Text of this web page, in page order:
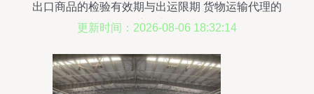
出口商品的检验有效期与出运限期 货物运输代理的
关键考量
更新时间：2026-08-06 18:32:14